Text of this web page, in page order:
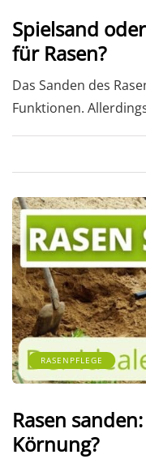
Spielsand
für Rasen?
Das Sanden des
Funktionen.
RASENPFLEGE
Rasen
Körnung?